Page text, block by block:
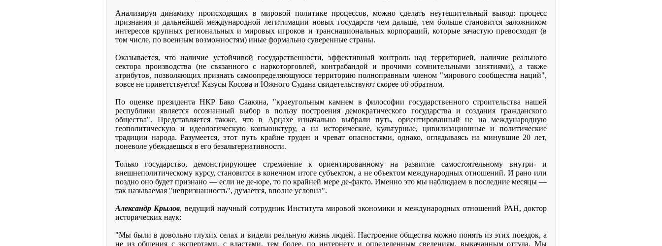
Анализируя динамику происходящих в мировой политике процессов, можно сделать неутешительный вывод: процесс
признания и дальнейшей международной легитимации новых государств чем дальше, тем больше становится заложником
интересов крупных региональных и мировых игроков и транснациональных корпораций, которые зачастую превосходят (в
том числе, по военным возможностям) иные формально суверенные страны.
Оказывается, что наличие устойчивой государственности, эффективный контроль над территорией, наличие реального
сектора производства (не связанного с наркоторговлей, контрабандой и прочими сомнительными занятиями), а также
атрибутов, позволяющих признать самоопределяющуюся территорию полноправным членом "мирового сообщества наций",
вовсе не приветствуется! Казусы Косова и Южного Судана свидетельствуют скорее об обратном.
По оценке президента НКР Бако Саакяна, "краеугольным камнем в философии государственного строительства нашей
республики является осознанный выбор в пользу построения демократического государства и создания гражданского
общества". Представляется также, что в Арцахе изначально выбрали путь, ориентированный не на международную
геополитическую и идеологическую конъюнктуру, а на исторические, культурные, цивилизационные и политические
традиции народа. Разумеется, этот путь крайне труден и чреват опасностями, однако, оглядываясь на минувшие 20 лет,
поневоле убеждаешься в его безальтернативности.
Только государство, демонстрирующее стремление к ориентированному на развитие самостоятельному внутри- и
внешнеполитическому курсу, становится в конечном итоге субъектом, а не объектом международных отношений. И рано или
поздно оно будет признано — если не де-юре, то по крайней мере де-факто. Именно это мы наблюдаем в последние месяцы —
так называемая "непризнанность", думается, вполне условна".
Александр Крылов, ведущий научный сотрудник Института мировой экономики и международных отношений РАН, доктор
исторических наук:
"Мы были в довольно глухих селах и видели реальную жизнь людей. Настроение общества можно понять из этих поездок, а
не из общения с экспертами, с властями, тем более, по интернету и определенным сведениям, выкачанным оттуда. Мы